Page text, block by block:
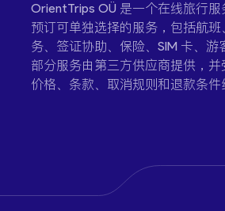
OrientTrips OÜ 是一个在线旅行
预订可单独选择的服务，包括航班
务、签证协助、保险、SIM 卡、游
部分服务由第三方供应商提供，并
价格、条款、取消规则和退款条件